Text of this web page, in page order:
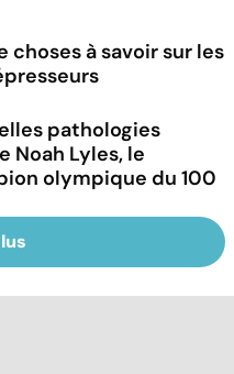
choses à savoir sur les
pathologies
Noah Lyles, le
olympique du 100